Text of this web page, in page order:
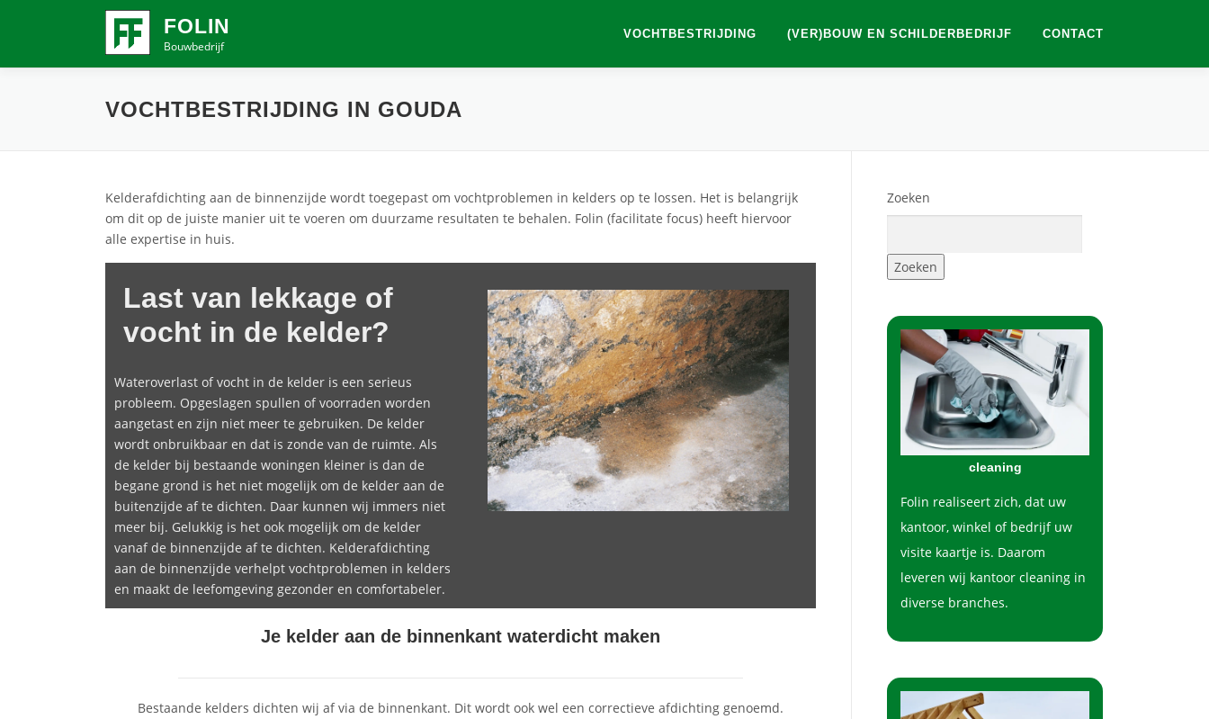
inhoud
FOLIN
Bouwbedrijf
VOCHTBESTRIJDING (VER)BOUW EN SCHILDERBEDRIJF CONTACT
VOCHTBESTRIJDING IN GOUDA
Kelderafdichting aan de binnenzijde wordt toegepast om vochtproblemen in kelders op te lossen. Het is belangrijk
om dit op de juiste manier uit te voeren om duurzame resultaten te behalen. Folin (facilitate focus) heeft hiervoor
alle expertise in huis.
Last van lekkage of
vocht in de kelder?
Wateroverlast of vocht in de kelder is een serieus
probleem. Opgeslagen spullen of voorraden worden
aangetast en zijn niet meer te gebruiken. De kelder
wordt onbruikbaar en dat is zonde van de ruimte. Als
de kelder bij bestaande woningen kleiner is dan de
begane grond is het niet mogelijk om de kelder aan de
buitenzijde af te dichten. Daar kunnen wij immers niet
meer bij. Gelukkig is het ook mogelijk om de kelder
vanaf de binnenzijde af te dichten. Kelderafdichting
aan de binnenzijde verhelpt vochtproblemen in kelders
en maakt de leefomgeving gezonder en comfortabeler.
Je kelder aan de binnenkant waterdicht maken
Bestaande kelders dichten wij af via de binnenkant. Dit wordt ook wel een correctieve afdichting genoemd.
Zoeken
Zoeken
cleaning
Folin realiseert zich, dat uw
kantoor, winkel of bedrijf uw
visite kaartje is. Daarom
leveren wij kantoor cleaning in
diverse branches.